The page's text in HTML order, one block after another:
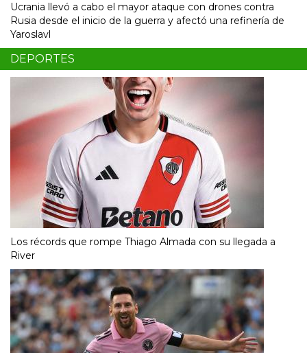
Ucrania llevó a cabo el mayor ataque con drones contra
Rusia desde el inicio de la guerra y afectó una refinería de
Yaroslavl
DEPORTES
Los récords que rompe Thiago Almada con su llegada a
River